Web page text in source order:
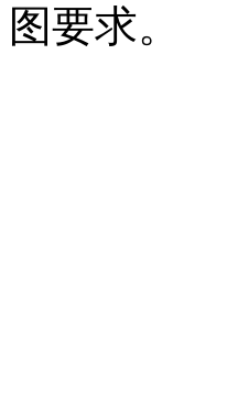
图要求。